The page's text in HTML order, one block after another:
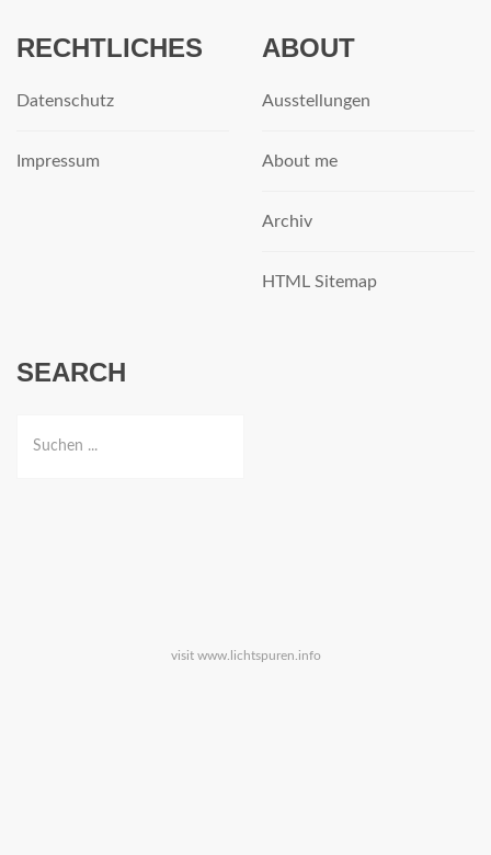
RECHTLICHES
Datenschutz
Impressum
ABOUT
Ausstellungen
About me
Archiv
HTML Sitemap
SEARCH
visit www.lichtspuren.info